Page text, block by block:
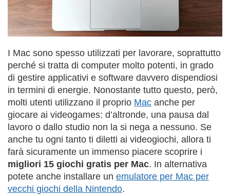
I Mac sono spesso utilizzati per lavorare, soprattutto
perché si tratta di computer molto potenti, in grado
di gestire applicativi e software davvero dispendiosi
in termini di energie. Nonostante tutto questo, però,
molti utenti utilizzano il proprio Mac anche per
giocare ai videogames: d’altronde, una pausa dal
lavoro o dallo studio non la si nega a nessuno. Se
anche tu ogni tanto ti diletti ai videogiochi, allora ti
farà sicuramente un immenso piacere scoprire i
migliori 15 giochi gratis per Mac. In alternativa
potete anche installare un emulatore per Mac per
vecchi giochi della Nintendo.